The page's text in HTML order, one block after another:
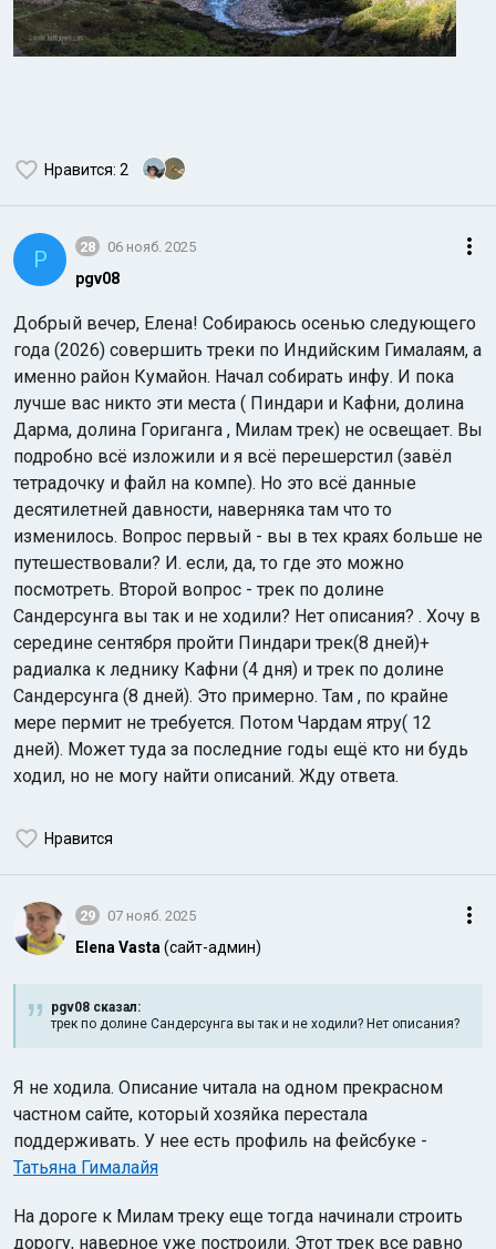
Нравится: 2
P 28 06 нояб. 2025
pgv08
Добрый вечер, Елена! Собираюсь осенью следующего
года (2026) совершить треки по Индийским Гималаям, а
именно район Кумайон. Начал собирать инфу. И пока
лучше вас никто эти места ( Пиндари и Кафни, долина
Дарма, долина Гориганга , Милам трек) не освещает. Вы
подробно всё изложили и я всё перешерстил (завёл
тетрадочку и файл на компе). Но это всё данные
десятилетней давности, наверняка там что то
изменилось. Вопрос первый - вы в тех краях больше не
путешествовали? И. если, да, то где это можно
посмотреть. Второй вопрос - трек по долине
Сандерсунга вы так и не ходили? Нет описания? . Хочу в
середине сентября пройти Пиндари трек(8 дней)+
радиалка к леднику Кафни (4 дня) и трек по долине
Сандерсунга (8 дней). Это примерно. Там , по крайне
мере пермит не требуется. Потом Чардам ятру( 12
дней). Может туда за последние годы ещё кто ни будь
ходил, но не могу найти описаний. Жду ответа.
Нравится
29 07 нояб. 2025
Elena Vasta (сайт-админ)
pgv08 сказал:
трек по долине Сандерсунга вы так и не ходили? Нет описания?
Я не ходила. Описание читала на одном прекрасном
частном сайте, который хозяйка перестала
поддерживать. У нее есть профиль на фейсбуке -
Татьяна Гималайя
На дороге к Милам треку еще тогда начинали строить
дорогу, наверное уже построили. Этот трек все равно